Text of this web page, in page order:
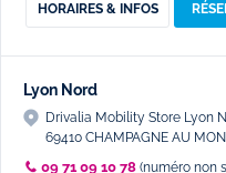
HORAIRES & INFOS
Lyon Nord
Drivalia Mobility Store Lyon
69410 CHAMPAGNE AU
09 71 09 10 78 (numéro non